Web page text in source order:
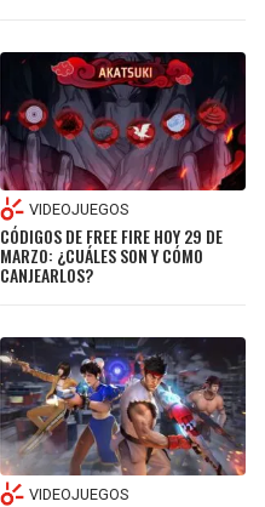
VIDEOJUEGOS
CÓDIGOS DE FREE FIRE HOY 29 DE
MARZO: ¿CUÁLES SON Y CÓMO
CANJEARLOS?
VIDEOJUEGOS